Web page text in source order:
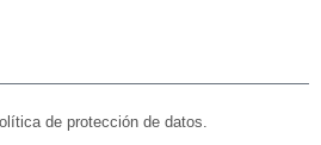
de protección de datos.